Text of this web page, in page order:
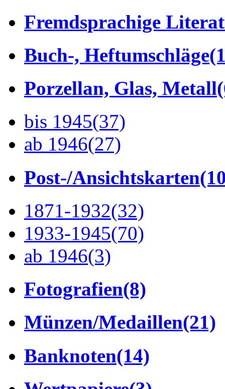
Fremdsprachige
Buch-, Heftumschläge
Porzellan, Glas, Metall
bis 1945(37)
ab 1946(27)
Post-/Ansichtskarten
1871-1932(32)
1933-1945(70)
ab 1946(3)
Fotografien(8)
Münzen/Medaillen(21)
Banknoten(14)